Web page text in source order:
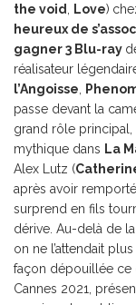
the void
Love)
heureux de
gagner 3 Blu-ray
réalisateur
l’Angoisse
passe devant la
grand rôle
mythique dans La
Alex Lutz (
après avoir
surprend en fils
dérive. Au-delà de
on ne l’attendait
façon dépouillée ce
Cannes 2021,